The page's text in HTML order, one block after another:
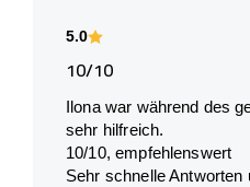
5.0
10/10
Ilona war während des
sehr hilfreich.
10/10, empfehlenswert
Sehr schnelle Antworten